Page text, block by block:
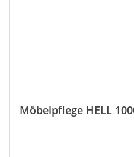
Möbelpflege HELL